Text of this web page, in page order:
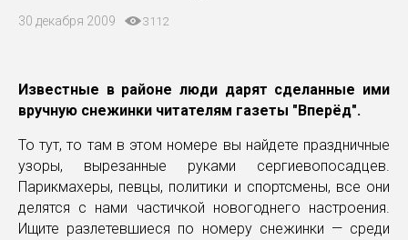
30 декабря 2009 3112
Известные в районе люди дарят сделанные ими
вручную снежинки читателям газеты "Вперёд".
То тут, то там в этом номере вы найдете праздничные
узоры, вырезанные руками сергиевопосадцев.
Парикмахеры, певцы, политики и спортсмены, все они
делятся с нами частичкой новогоднего настроения.
Ищите разлетевшиеся по номеру снежинки — среди